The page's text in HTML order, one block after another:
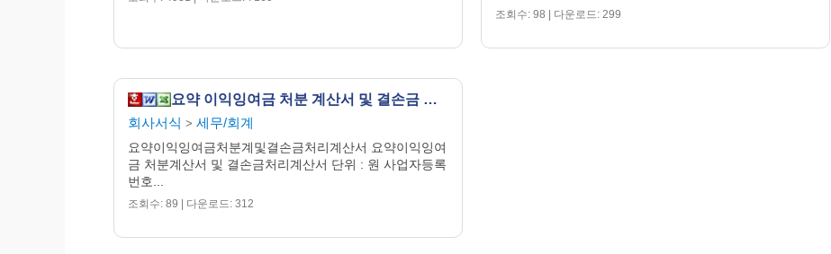
조회수: 98 | 다운로드: 299
요약 이익잉여금 처분 계산서 및 결손금 처리 계산서 (2)
회사서식 > 세무/회계
요약이익잉여금처분계및결손금처리계산서 요약이익잉여
금 처분계산서 및 결손금처리계산서 단위 : 원 사업자등록
번호...
조회수: 89 | 다운로드: 312